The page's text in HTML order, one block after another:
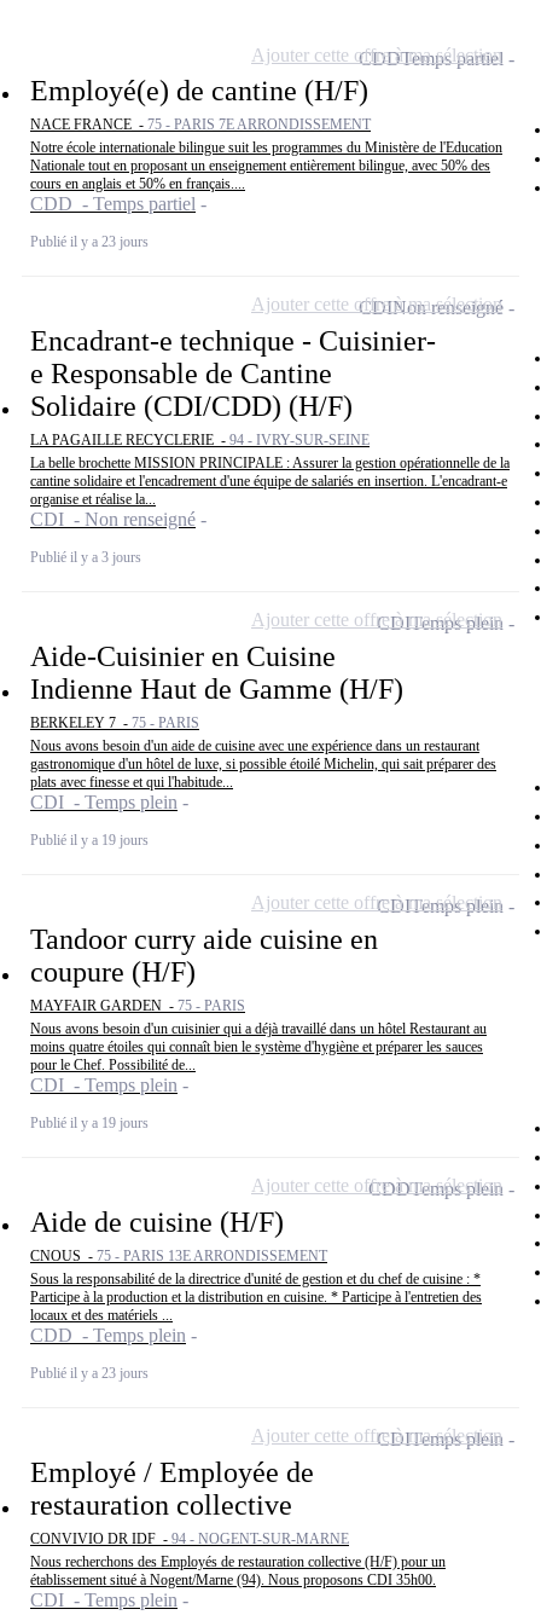
Employé(e) de cantine (H/F)
NACE FRANCE - 75 - PARIS 7E ARRONDISSEMENT
Notre école internationale bilingue suit les programmes du Ministère de l'Education
Nationale tout en proposant un enseignement entièrement bilingue, avec 50% des
cours en anglais et 50% en français....
CDD - Temps partiel
Publié il y a 23 jours
CDDTemps partiel
Ajouter cette offre à ma sélection
Encadrant-e technique - Cuisinier-
e Responsable de Cantine
Solidaire (CDI/CDD) (H/F)
LA PAGAILLE RECYCLERIE - 94 - IVRY-SUR-SEINE
La belle brochette MISSION PRINCIPALE : Assurer la gestion opérationnelle de la
cantine solidaire et l'encadrement d'une équipe de salariés en insertion. L'encadrant-e
organise et réalise la...
CDI - Non renseigné
Publié il y a 3 jours
CDINon renseigné
Ajouter cette offre à ma sélection
Aide-Cuisinier en Cuisine
Indienne Haut de Gamme (H/F)
BERKELEY 7 - 75 - PARIS
Nous avons besoin d'un aide de cuisine avec une expérience dans un restaurant
gastronomique d'un hôtel de luxe, si possible étoilé Michelin, qui sait préparer des
plats avec finesse et qui l'habitude...
CDI - Temps plein
Publié il y a 19 jours
CDITemps plein
Ajouter cette offre à ma sélection
Tandoor curry aide cuisine en
coupure (H/F)
MAYFAIR GARDEN - 75 - PARIS
Nous avons besoin d'un cuisinier qui a déjà travaillé dans un hôtel Restaurant au
moins quatre étoiles qui connaît bien le système d'hygiène et préparer les sauces
pour le Chef. Possibilité de...
CDI - Temps plein
Publié il y a 19 jours
CDITemps plein
Ajouter cette offre à ma sélection
Aide de cuisine (H/F)
CNOUS - 75 - PARIS 13E ARRONDISSEMENT
Sous la responsabilité de la directrice d'unité de gestion et du chef de cuisine : *
Participe à la production et la distribution en cuisine. * Participe à l'entretien des
locaux et des matériels ...
CDD - Temps plein
Publié il y a 23 jours
CDDTemps plein
Ajouter cette offre à ma sélection
Employé / Employée de
restauration collective
CONVIVIO DR IDF - 94 - NOGENT-SUR-MARNE
Nous recherchons des Employés de restauration collective (H/F) pour un
établissement situé à Nogent/Marne (94). Nous proposons CDI 35h00.
CDI - Temps plein
CDITemps plein
Ajouter cette offre à ma sélection